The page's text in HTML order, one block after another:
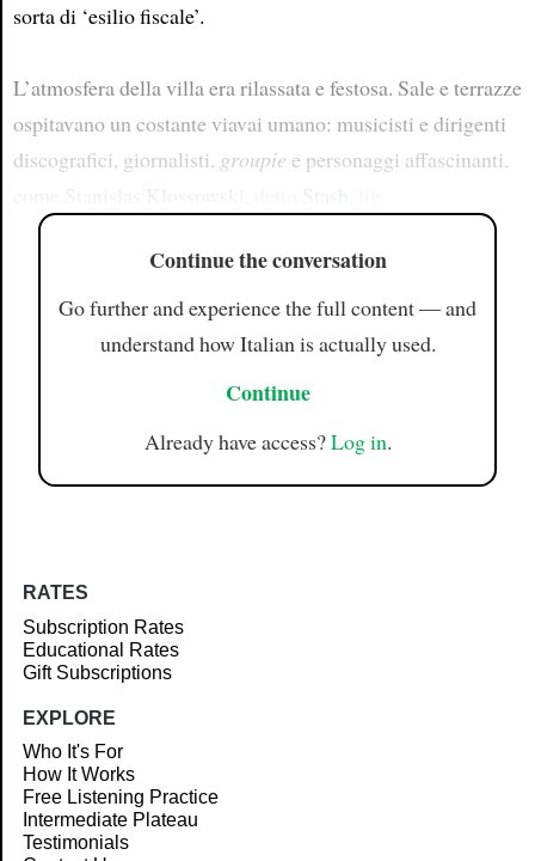
sorta di ‘esilio fiscale’.
L’atmosfera della villa era rilassata e festosa. Sale e terrazze
ospitavano un costante viavai umano: musicisti e dirigenti
discografici, giornalisti, groupie e personaggi affascinanti,
Continue the conversation
Go further and experience the full content — and
understand how Italian is actually used.
Continue
Already have access?Log in.
RATES
Subscription Rates
Educational Rates
Gift Subscriptions
EXPLORE
Who It's For
How It Works
Free Listening Practice
Intermediate Plateau
Testimonials